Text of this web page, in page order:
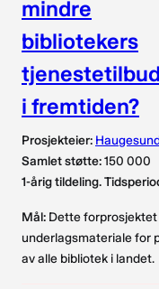
mindre
bibliotekers
tjenestetilbud
i fremtiden?
Prosjekteier:
Samlet støtte:150 000
1-årig tildeling.
Mål: Dette
underlagsmateriale for
av alle bibliotek i landet.